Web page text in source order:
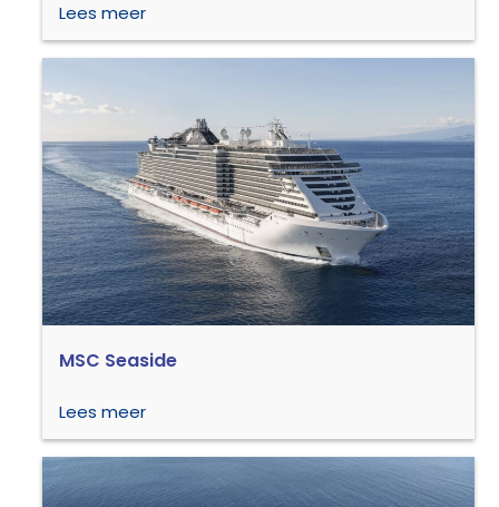
Lees meer
MSC Seaside
Lees meer